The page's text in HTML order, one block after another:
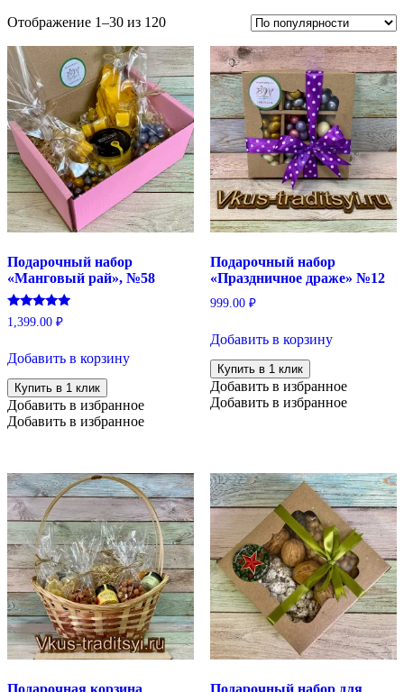
Отображение 1–30 из 120
Подарочный набор
«Манговый рай», №58
Оценка
5.00
1,399.00 ₽
Добавить в корзину
Купить в 1 клик
Добавить в избранное
Добавить в избранное
Подарочный набор
«Праздничное драже» №12
999.00 ₽
Добавить в корзину
Купить в 1 клик
Добавить в избранное
Добавить в избранное